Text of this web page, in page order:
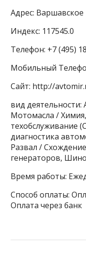
Адрес: Варшавское
Индекс: 117545.0
Телефон: +7 (495)
Мобильный
Сайт: http://
вид деятельности:
Мотомасла /
техобслуживание
диагностика
Развал /
генераторов,
Время работы:
Способ оплаты:
Оплата через банк